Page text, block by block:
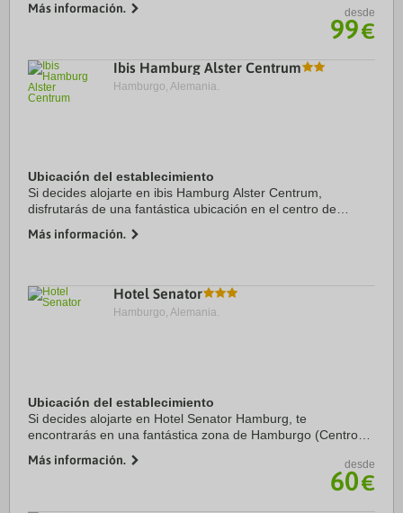
coche de Hagenbeck Zoo y Reeperbahn. ...
Más información. desde
99€
Ibis Hamburg Alster Centrum
Hamburgo, Alemania.
Ubicación del establecimiento
Si decides alojarte en ibis Hamburg Alster Centrum,
disfrutarás de una fantástica ubicación en el centro de
de Hamburgo y Miniatur Wunderland. ...
Más información.
Hotel Senator
Hamburgo, Alemania.
Ubicación del establecimiento
Si decides alojarte en Hotel Senator Hamburg, te
encontrarás en una fantástica zona de Hamburgo (Centro
minutos en coche de Ayuntamiento de Hamburgo y ...
Más información. desde
60€